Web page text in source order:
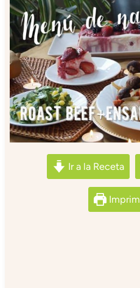
Ir a la Receta